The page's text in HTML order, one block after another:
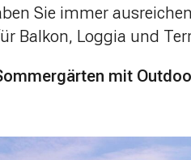
Sie immer
Balkon, Loggia und
mit